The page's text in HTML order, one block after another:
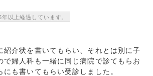
以上経過しています。
紹介状を書いてもらい、それとは別に子
で婦人科も一緒に同じ病院で診てもらお
にも書いてもらい受診しました。